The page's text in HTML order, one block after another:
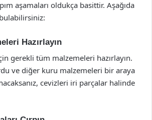
aşamaları oldukça basittir. Aşağıda
Hazırlayın
gerekli tüm malzemeleri hazırlayın.
ve diğer kuru malzemeleri bir araya
cevizleri iri parçalar halinde